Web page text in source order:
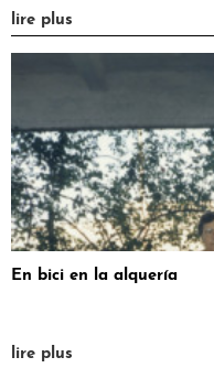
lire plus
En bici en la alquería
lire plus